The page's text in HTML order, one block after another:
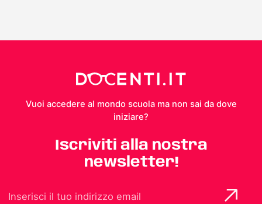
Vuoi accedere al mondo scuola ma non sai da dove
iniziare?
Iscriviti alla nostra
newsletter!